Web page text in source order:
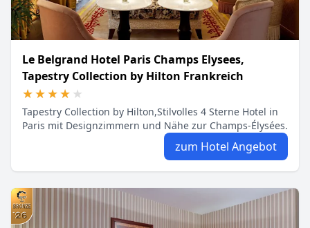
Le Belgrand Hotel Paris Champs Elysees,
Tapestry Collection by Hilton Frankreich
★★★★★
★★★★★
Tapestry Collection by Hilton,Stilvolles 4 Sterne Hotel in
Paris mit Designzimmern und Nähe zur Champs-Élysées.
zum Hotel Angebot